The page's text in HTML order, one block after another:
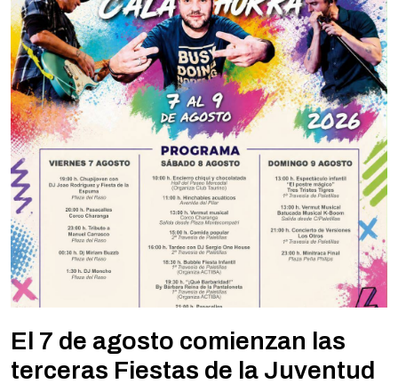
El 7 de agosto comienzan las
terceras Fiestas de la Juventud